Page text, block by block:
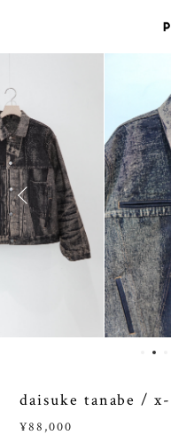
daisuke tanabe /
¥88,000